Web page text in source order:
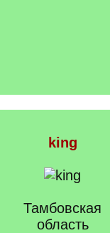
king
Тамбовская
область